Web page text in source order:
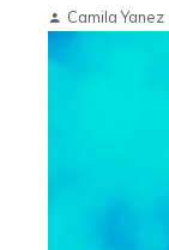
Camila Yanez